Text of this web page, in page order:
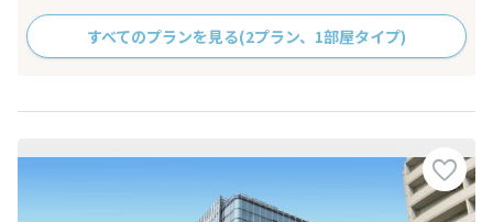
すべてのプランを見る(2プラン、1部屋タイプ)